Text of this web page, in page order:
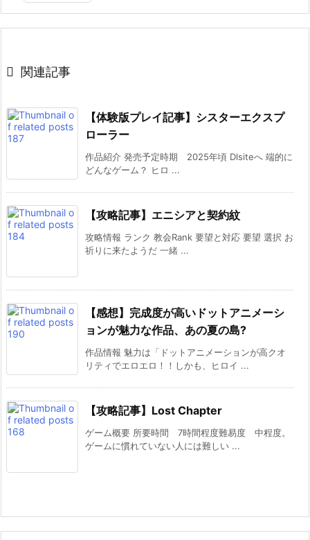
 関連記事
【体験版プレイ記事】シスターエクスプ
ローラー
作品紹介 発売予定時期 2025年頃 Dlsiteへ 端的に
どんなゲーム？ ヒロ ...
【攻略記事】エニシアと契約紋
攻略情報 ランク 教会Rank 要望と対応 要望 選択 お
祈りに来たようだ 一緒 ...
【感想】完成度が高いドットアニメーシ
ョンが魅力な作品、あの夏の島?
作品情報 魅力は「ドットアニメーションが高クオ
リティでエロエロ！！しかも、ヒロイ ...
【攻略記事】Lost Chapter
ゲーム概要 所要時間 7時間程度難易度 中程度。
ゲームに慣れていない人には難しい ...